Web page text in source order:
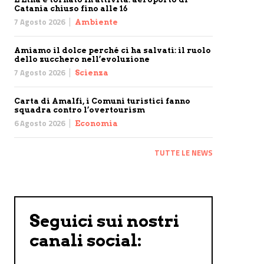
Catania chiuso fino alle 16
7 Agosto 2026 Ambiente
Amiamo il dolce perché ci ha salvati: il ruolo
dello zucchero nell’evoluzione
7 Agosto 2026 Scienza
Carta di Amalfi, i Comuni turistici fanno
squadra contro l’overtourism
6 Agosto 2026 Economia
TUTTE LE NEWS
Seguici sui nostri
canali social: